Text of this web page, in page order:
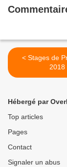
< Stages de Printemps
2018
Hébergé par
Top articles
Pages
Contact
Signaler un abus